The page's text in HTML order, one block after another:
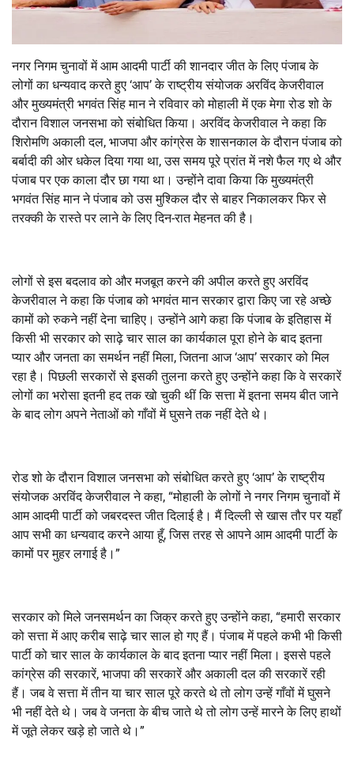
नगर निगम चुनावों में आम आदमी पार्टी की शानदार जीत के लिए पंजाब के
लोगों का धन्यवाद करते हुए ‘आप’ के राष्ट्रीय संयोजक अरविंद केजरीवाल
और मुख्यमंत्री भगवंत सिंह मान ने रविवार को मोहाली में एक मेगा रोड शो के
दौरान विशाल जनसभा को संबोधित किया। अरविंद केजरीवाल ने कहा कि
शिरोमणि अकाली दल, भाजपा और कांग्रेस के शासनकाल के दौरान पंजाब को
बर्बादी की ओर धकेल दिया गया था, उस समय पूरे प्रांत में नशे फैल गए थे और
पंजाब पर एक काला दौर छा गया था। उन्होंने दावा किया कि मुख्यमंत्री
भगवंत सिंह मान ने पंजाब को उस मुश्किल दौर से बाहर निकालकर फिर से
तरक्की के रास्ते पर लाने के लिए दिन-रात मेहनत की है।
लोगों से इस बदलाव को और मजबूत करने की अपील करते हुए अरविंद
केजरीवाल ने कहा कि पंजाब को भगवंत मान सरकार द्वारा किए जा रहे अच्छे
कामों को रुकने नहीं देना चाहिए। उन्होंने आगे कहा कि पंजाब के इतिहास में
किसी भी सरकार को साढ़े चार साल का कार्यकाल पूरा होने के बाद इतना
प्यार और जनता का समर्थन नहीं मिला, जितना आज ‘आप’ सरकार को मिल
रहा है। पिछली सरकारों से इसकी तुलना करते हुए उन्होंने कहा कि वे सरकारें
लोगों का भरोसा इतनी हद तक खो चुकी थीं कि सत्ता में इतना समय बीत जाने
के बाद लोग अपने नेताओं को गाँवों में घुसने तक नहीं देते थे।
रोड शो के दौरान विशाल जनसभा को संबोधित करते हुए ‘आप’ के राष्ट्रीय
संयोजक अरविंद केजरीवाल ने कहा, “मोहाली के लोगों ने नगर निगम चुनावों में
आम आदमी पार्टी को जबरदस्त जीत दिलाई है। मैं दिल्ली से खास तौर पर यहाँ
आप सभी का धन्यवाद करने आया हूँ, जिस तरह से आपने आम आदमी पार्टी के
कामों पर मुहर लगाई है।”
सरकार को मिले जनसमर्थन का जिक्र करते हुए उन्होंने कहा, “हमारी सरकार
को सत्ता में आए करीब साढ़े चार साल हो गए हैं। पंजाब में पहले कभी भी किसी
पार्टी को चार साल के कार्यकाल के बाद इतना प्यार नहीं मिला। इससे पहले
कांग्रेस की सरकारें, भाजपा की सरकारें और अकाली दल की सरकारें रही
हैं। जब वे सत्ता में तीन या चार साल पूरे करते थे तो लोग उन्हें गाँवों में घुसने
भी नहीं देते थे। जब वे जनता के बीच जाते थे तो लोग उन्हें मारने के लिए हाथों
में जूते लेकर खड़े हो जाते थे।”